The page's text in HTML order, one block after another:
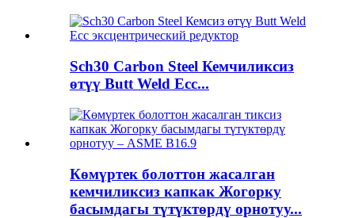
Sch30 Carbon Steel Кемчиликсиз
өтүү Butt Weld Ecc...
Көмүртек болоттон жасалган
кемчиликсиз капкак Жогорку
басымдагы түтүктөрдү орнотуу...